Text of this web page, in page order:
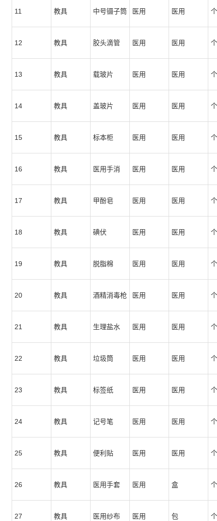
11 教具 中号镊子筒 医用 医用 个
12 教具 胶头滴管 医用 医用 个
13 教具 载玻片 医用 医用 个
14 教具 盖玻片 医用 医用 个
15 教具 标本柜 医用 医用 个
16 教具 医用手消 医用 医用 个
17 教具 甲酚皂 医用 医用 个
18 教具 碘伏 医用 医用 个
19 教具 脱脂棉 医用 医用 个
20 教具 酒精消毒枪 医用 医用 个
21 教具 生理盐水 医用 医用 个
22 教具 垃圾筒 医用 医用 个
23 教具 标签纸 医用 医用 个
24 教具 记号笔 医用 医用 个
25 教具 便利贴 医用 医用 个
26 教具 医用手套 医用 盒 个
27 教具 医用纱布 医用 包 个